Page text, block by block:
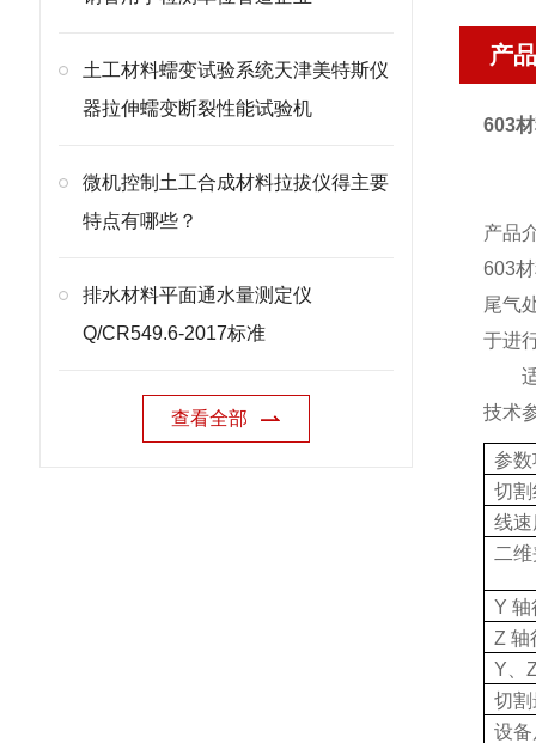
土工材料蠕变试验系统天津美特斯仪
器拉伸蠕变断裂性能试验机
微机控制土工合成材料拉拔仪得主要
特点有哪些？
排水材料平面通水量测定仪
Q/CR549.6-2017标准
查看全部
产
603
产品
603
尾气
于进
适
技术
参数
切
线速
二
Y 轴
Z 轴
Y
切
设